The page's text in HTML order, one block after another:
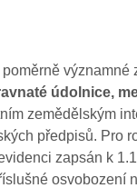
údolnice,
zemědělským
předpisů. Pro
zapsán k
osvobození